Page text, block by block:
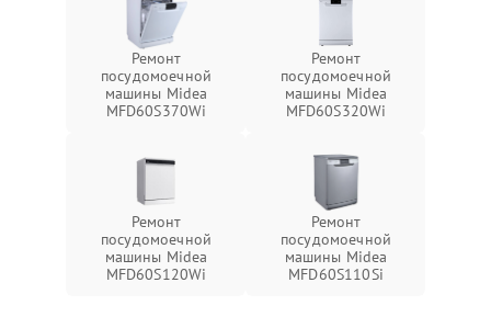
Ремонт
посудомоечной
машины Midea
MFD60S370Wi
Ремонт
посудомоечной
машины Midea
MFD60S320Wi
Ремонт
посудомоечной
машины Midea
MFD60S120Wi
Ремонт
посудомоечной
машины Midea
MFD60S110Si